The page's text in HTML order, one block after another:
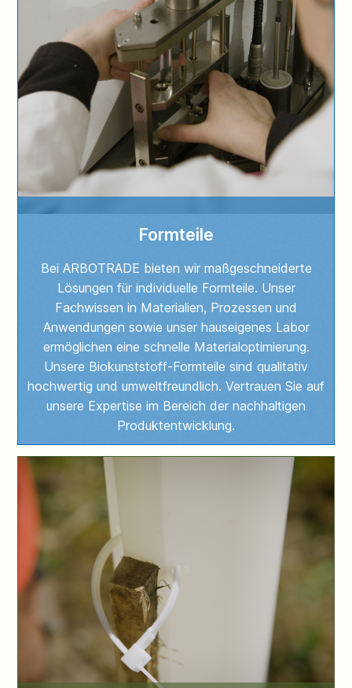
Formteile
Bei ARBOTRADE bieten wir maßgeschneiderte
Lösungen für individuelle Formteile. Unser
Fachwissen in Materialien, Prozessen und
Anwendungen sowie unser hauseigenes Labor
ermöglichen eine schnelle Materialoptimierung.
Unsere Biokunststoff-Formteile sind qualitativ
hochwertig und umweltfreundlich. Vertrauen Sie auf
unsere Expertise im Bereich der nachhaltigen
Produktentwicklung.